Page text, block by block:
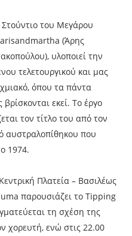
Στούντιο του Μεγάρου
arisandmartha (Άρης
υλοποιεί την
τελετουργικού και μας
όπου τα πάντα
εκεί. Το έργο
τον τίτλο του από τον
αυστραλοπίθηκου που
1974.
Πλατεία – Βασιλέως
παρουσιάζει το Tipping
τη σχέση της
χορευτή, ενώ στις 22.00